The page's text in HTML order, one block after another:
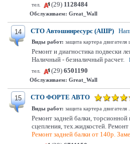
тел. (29) 1128484
Обслуживаем: Great_Wall
14 СТО Автошинресурс (АШР)
Виды работ: защита картера двигателя
Ремонт и диагностика подвески
Наличный - безналичный расчет.
тел.
(29) 6501190
Обслуживаем: Great_Wall
15 СТО ФОРТЕ АВТО
Виды работ: защита картера двигателя ...
Ремонт задней балки,
сцепления, тех.жидкостей.
Ремонт задней балки от 140р.